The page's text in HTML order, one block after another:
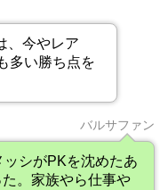
、今やレア
多い勝ち点を
バルサファン
シがPKを沈めたあ
。家族やら仕事や